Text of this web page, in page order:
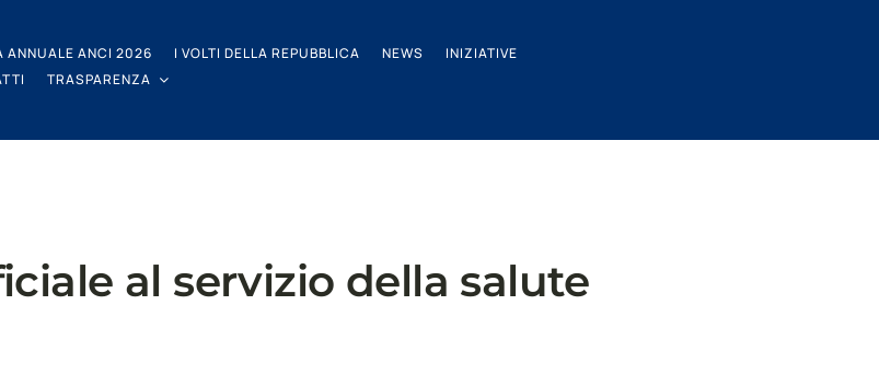
ANNUALE ANCI 2026 I VOLTI DELLA REPUBBLICA NEWS
INIZIATIVE
TRASPARENZA
al servizio della salute